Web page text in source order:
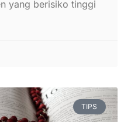
yang berisiko tinggi
TIPS